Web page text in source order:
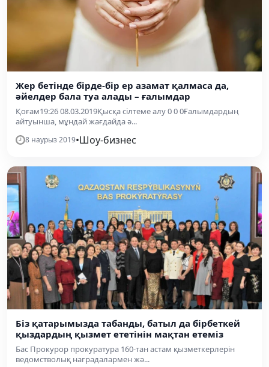
Жер бетінде бірде-бір ер азамат қалмаса да,
әйелдер бала туа алады – ғалымдар
Қоғам19:26 08.03.2019Қысқа сілтеме алу 0 0 0Ғалымдардың
айтуынша, мұндай жағдайда ә...
8 наурыз 2019•Шоу-бизнес
Біз қатарымызда табанды, батыл да бірбеткей
қыздардың қызмет ететінін мақтан етеміз
Бас Прокурор прокуратура 160-тан астам қызметкерлерін
ведомстволық наградалармен жә...